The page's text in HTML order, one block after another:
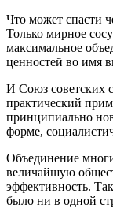
Что может спасти
Только мирное
максимальное
ценностей во имя
И Союз советских
практический
принципиально
форме,
Объединение
величайшую
эффективность.
было ни в одной